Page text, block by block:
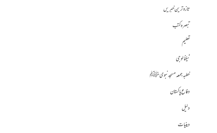
تازہ ترین خبریں
تبصرہ کتب
تعلیم
ٹیکنالوجی
خطبہ جمعہ مسجد نبوی ﷺ
دفاع پاکستان
دلیل
دینیات